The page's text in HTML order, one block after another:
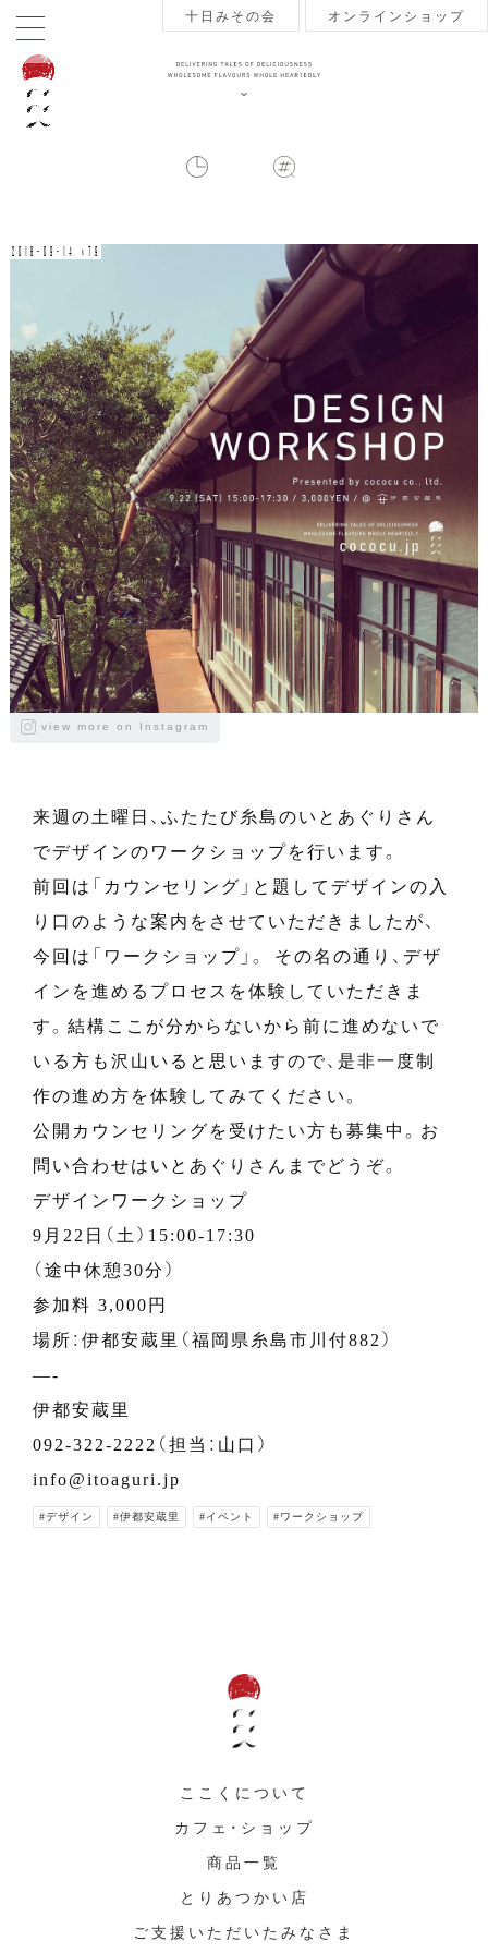
十日みその会 オンラインショップ
2018-09-14 v79
view more on Instagram
来週の土曜日、ふたたび糸島のいとあぐりさん
でデザインのワークショップを行います。
前回は「カウンセリング」と題してデザインの入
り口のような案内をさせていただきましたが、
今回は「ワークショップ」。 その名の通り、デザ
インを進めるプロセスを体験していただきま
す。結構ここが分からないから前に進めないで
いる方も沢山いると思いますので、是非一度制
作の進め方を体験してみてください。
公開カウンセリングを受けたい方も募集中。お
問い合わせはいとあぐりさんまでどうぞ。
デザインワークショップ
9月22日（土）15:00-17:30
（途中休憩30分）
参加料 3,000円
場所：伊都安蔵里（福岡県糸島市川付882）
—-
伊都安蔵里
092-322-2222（担当：山口）
info@itoaguri.jp
#デザイン #伊都安蔵里 #イベント #ワークショップ
ここくについて
カフェ・ショップ
商品一覧
とりあつかい店
ご支援いただいたみなさま